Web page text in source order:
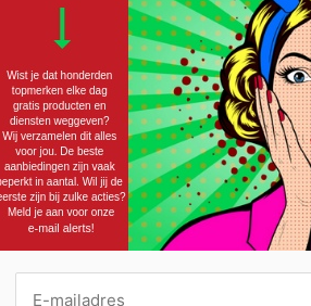
wij bezorgen je de
account in de app en